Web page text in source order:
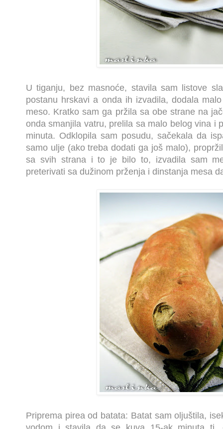
U tiganju, bez masnoće, stavila sam listove
postanu hrskavi a onda ih izvadila, dodala
meso. Kratko sam ga pržila sa obe strane na
onda smanjila vatru, prelila sa malo belog vina i
minuta. Odklopila sam posudu, sačekala da
samo ulje (ako treba dodati ga još malo),
sa svih strana i to je bilo to, izvadila sam
preterivati sa dužinom prženja i dinstanja mesa
Priprema pirea od batata: Batat sam oljuštila,